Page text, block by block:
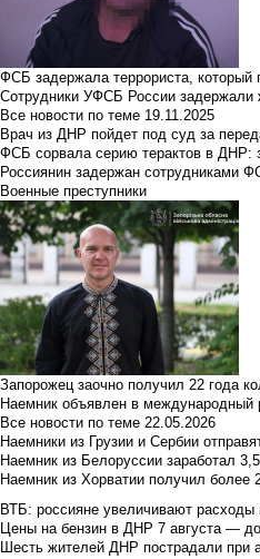
ФСБ задержала террориста, который
Сотрудники УФСБ России задержали
Все новости по теме 19.11.2025
Врач из ДНР пойдет под суд за
ФСБ сорвала серию терактов в ДНР:
Россиянин задержан сотрудниками
Военные преступники
Запорожец заочно получил 22 года
Наемник объявлен в международный
Все новости по теме 22.05.2026
Наемники из Грузии и Сербии
Наемник из Белоруссии заработал
Наемник из Хорватии получил более
ВТБ: россияне увеличивают расходы
Цены на бензин в ДНР 7 августа —
Шесть жителей ДНР пострадали при